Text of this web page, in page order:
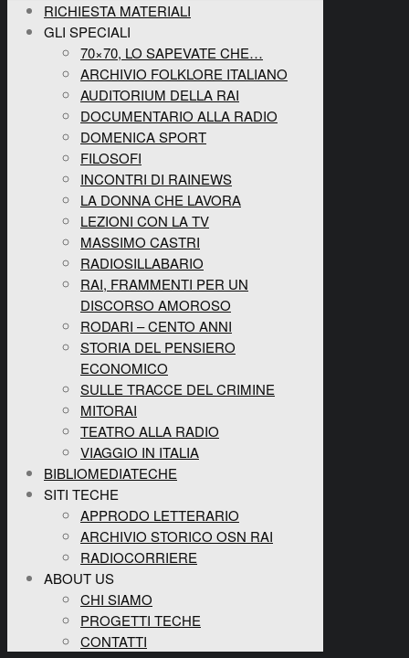
RICHIESTA MATERIALI
GLI SPECIALI
70×70, LO SAPEVATE CHE…
ARCHIVIO FOLKLORE ITALIANO
AUDITORIUM DELLA RAI
DOCUMENTARIO ALLA RADIO
DOMENICA SPORT
FILOSOFI
INCONTRI DI RAINEWS
LA DONNA CHE LAVORA
LEZIONI CON LA TV
MASSIMO CASTRI
RADIOSILLABARIO
RAI, FRAMMENTI PER UN
DISCORSO AMOROSO
RODARI – CENTO ANNI
STORIA DEL PENSIERO
ECONOMICO
SULLE TRACCE DEL CRIMINE
MITORAI
TEATRO ALLA RADIO
VIAGGIO IN ITALIA
BIBLIOMEDIATECHE
SITI TECHE
APPRODO LETTERARIO
ARCHIVIO STORICO OSN RAI
RADIOCORRIERE
ABOUT US
CHI SIAMO
PROGETTI TECHE
CONTATTI